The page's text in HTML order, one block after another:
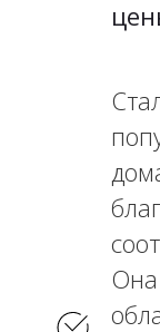
Она